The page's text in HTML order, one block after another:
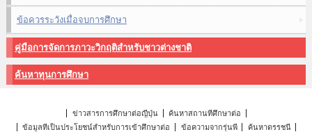
ข้อควรระวังเมื่อจบการศึกษา
คู่มือการจัดการภาวะวิกฤติสำหรับชาวต่างชาติ
ค้นหาทุนการศึกษา
ข่าวสารการศึกษาต่อญี่ปุ่น
ค้นหาสถานที่ศึกษาต่อ
ข้อมูลที่เป็นประโยชน์สำหรับการเข้าศึกษาต่อ
ข้อความจากรุ่นพี่
ค้นหาดรรชนี